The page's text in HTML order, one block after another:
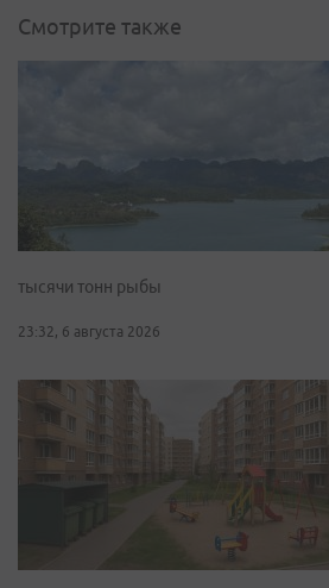
Смотрите также
тысячи тонн рыбы
23:32, 6 августа 2026